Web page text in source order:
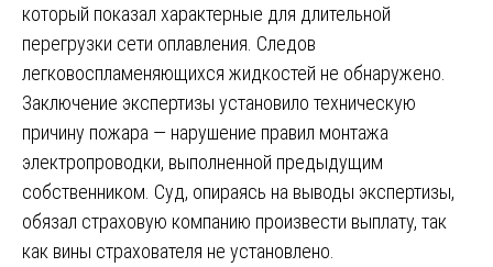
который показал характерные для длительной
перегрузки сети оплавления. Следов
легковоспламеняющихся жидкостей не обнаружено.
Заключение экспертизы установило техническую
причину пожара — нарушение правил монтажа
электропроводки, выполненной предыдущим
собственником. Суд, опираясь на выводы экспертизы,
обязал страховую компанию произвести выплату, так
как вины страхователя не установлено.